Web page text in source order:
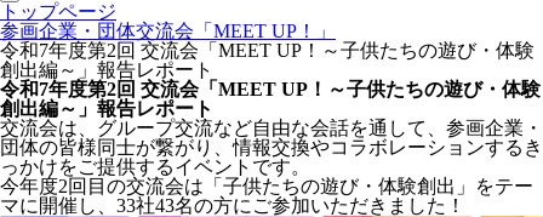
トップページ
参画企業・団体交流会「MEET UP！」
令和7年度第2回 交流会「MEET UP！～子供たちの遊び・体験
創出編～」報告レポート
令和7年度第2回 交流会「MEET UP！～子供たちの遊び・体験
創出編～」報告レポート
交流会は、グループ交流など自由な会話を通して、参画企業・
団体の皆様同士が繋がり、情報交換やコラボレーションするき
っかけをご提供するイベントです。
今年度2回目の交流会は「子供たちの遊び・体験創出」をテー
マに開催し、33社43名の方にご参加いただきました！